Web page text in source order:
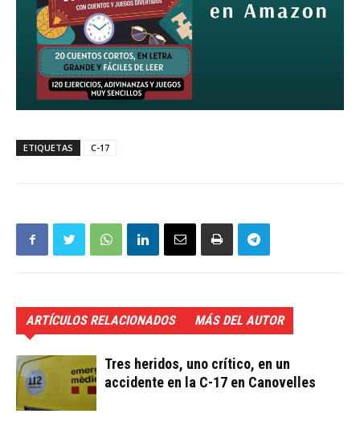
ETIQUETAS C-17
ARTÍCULOS RELACIONADOS MÁS DEL AUTOR
Tres heridos, uno crítico, en un
accidente en la C-17 en Canovelles